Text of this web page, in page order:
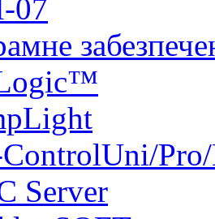
07
Server